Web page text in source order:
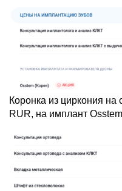
Коронка из циркония на
RUR, на имплант